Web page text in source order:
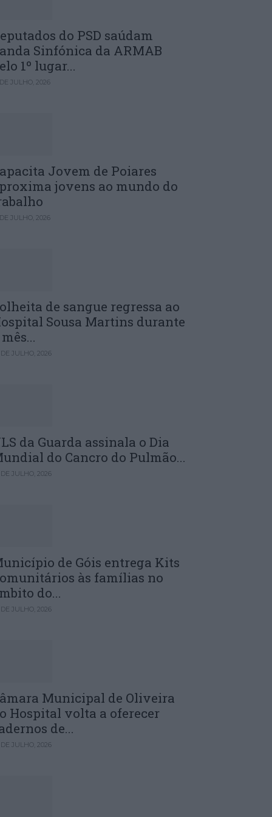
do PSD saúdam
Sinfónica da ARMAB
1º lugar...
JULHO, 2026
Jovem de Poiares
jovens ao mundo do
JULHO, 2026
de sangue regressa ao
Sousa Martins durante
JULHO, 2026
da Guarda assinala o Dia
do Cancro do Pulmão...
JULHO, 2026
de Góis entrega Kits
às famílias no
do...
JULHO, 2026
Municipal de Oliveira
Hospital volta a oferecer
de...
JULHO, 2026